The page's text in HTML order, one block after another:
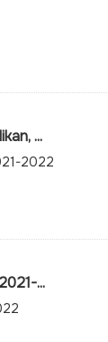
...
2022
...